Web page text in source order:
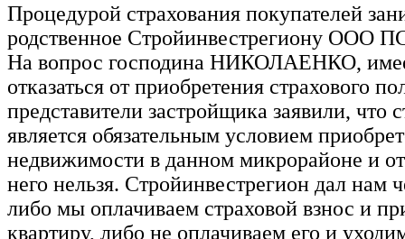
Процедурой страхования покупателей
родственное Стройинвестрегиону ООО
На вопрос господина НИКОЛАЕНКО,
отказаться от приобретения страхового
представители застройщика заявили, что
является обязательным условием
недвижимости в данном микрорайоне и
него нельзя. Стройинвестрегион дал нам
либо мы оплачиваем страховой взнос и
квартиру, либо не оплачиваем его и